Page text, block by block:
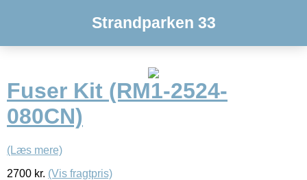
Strandparken 33
Fuser Kit (RM1-2524-
080CN)
(Læs mere)
2700 kr. (Vis fragtpris)